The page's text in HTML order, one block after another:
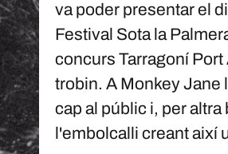
va poder presentar el
Festival Sota la
concurs Tarragoní
trobin. A Monkey Jane
cap al públic i, per
l'embolcalli creant així